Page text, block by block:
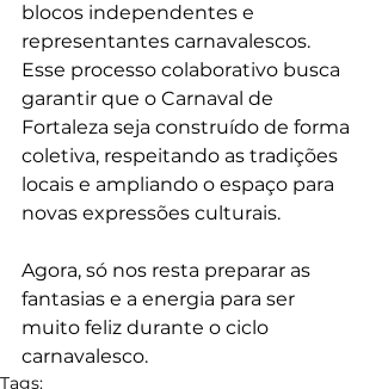
blocos independentes e
representantes carnavalescos.
Esse processo colaborativo busca
garantir que o Carnaval de
Fortaleza seja construído de forma
coletiva, respeitando as tradições
locais e ampliando o espaço para
novas expressões culturais.
Agora, só nos resta preparar as
fantasias e a energia para ser
muito feliz durante o ciclo
carnavalesco.
Tags: